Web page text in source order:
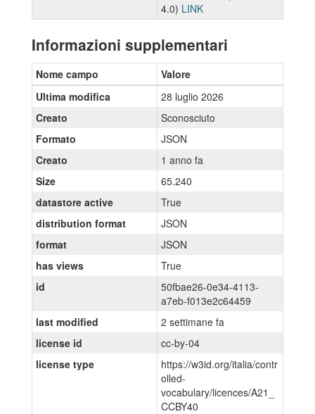
4.0) LINK
Informazioni supplementari
Nome campo
Valore
Ultima modifica
28 luglio 2026
Creato
Sconosciuto
Formato
JSON
Creato
1 anno fa
Size
65.240
datastore active
True
distribution format
JSON
format
JSON
has views
True
id
50fbae26-0e34-4113-
a7eb-f013e2c64459
last modified
2 settimane fa
license id
cc-by-04
license type
https://w3id.org/italia/contr
olled-
vocabulary/licences/A21_
CCBY40